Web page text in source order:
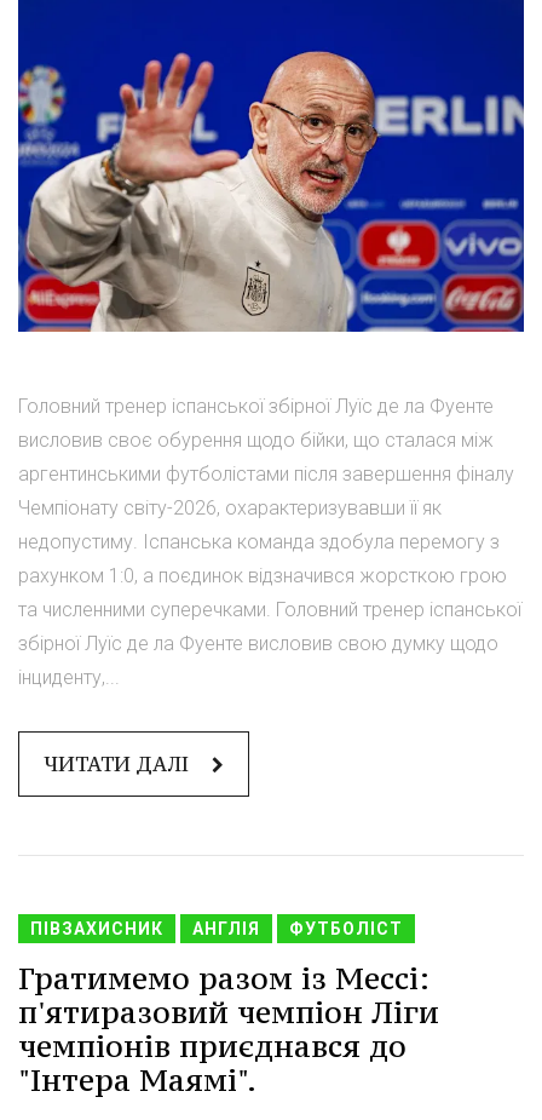
Головний тренер іспанської збірної Луїс де ла Фуенте
висловив своє обурення щодо бійки, що сталася між
аргентинськими футболістами після завершення фіналу
Чемпіонату світу-2026, охарактеризувавши її як
недопустиму. Іспанська команда здобула перемогу з
рахунком 1:0, а поєдинок відзначився жорсткою грою
та численними суперечками. Головний тренер іспанської
збірної Луїс де ла Фуенте висловив свою думку щодо
інциденту,...
ЧИТАТИ ДАЛІ
ПІВЗАХИСНИК АНГЛІЯ ФУТБОЛІСТ
Гратимемо разом із Мессі:
п'ятиразовий чемпіон Ліги
чемпіонів приєднався до
"Інтера Маямі".